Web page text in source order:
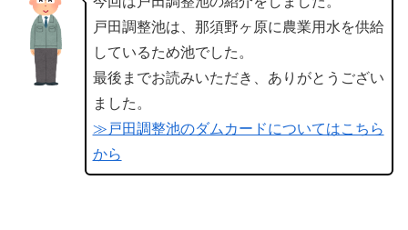
戸田調整池は、那須野ヶ原に農業用水を供給
しているため池でした。
最後までお読みいただき、ありがとうござい
ました。
≫戸田調整池のダムカードについてはこちら
から